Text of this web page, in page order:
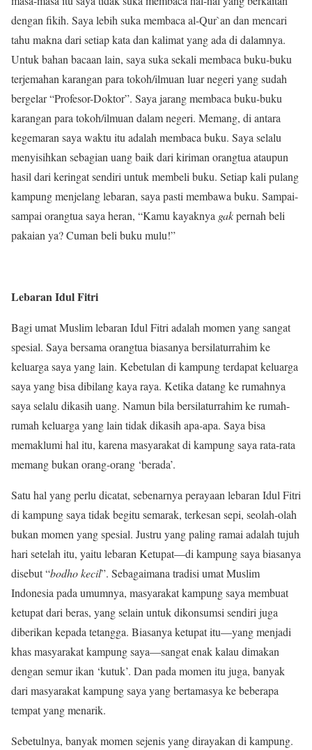
dengan fikih. Saya lebih suka membaca al-Qur`an dan mencari
tahu makna dari setiap kata dan kalimat yang ada di dalamnya.
Untuk bahan bacaan lain, saya suka sekali membaca buku-buku
terjemahan karangan para tokoh/ilmuan luar negeri yang sudah
bergelar “Profesor-Doktor”. Saya jarang membaca buku-buku
karangan para tokoh/ilmuan dalam negeri. Memang, di antara
kegemaran saya waktu itu adalah membaca buku. Saya selalu
menyisihkan sebagian uang baik dari kiriman orangtua ataupun
hasil dari keringat sendiri untuk membeli buku. Setiap kali pulang
kampung menjelang lebaran, saya pasti membawa buku. Sampai-
sampai orangtua saya heran, “Kamu kayaknya gakpernah beli
pakaian ya? Cuman beli buku mulu!”
Lebaran Idul Fitri
Bagi umat Muslim lebaran Idul Fitri adalah momen yang sangat
spesial. Saya bersama orangtua biasanya bersilaturrahim ke
keluarga saya yang lain. Kebetulan di kampung terdapat keluarga
saya yang bisa dibilang kaya raya. Ketika datang ke rumahnya
saya selalu dikasih uang. Namun bila bersilaturrahim ke rumah-
rumah keluarga yang lain tidak dikasih apa-apa. Saya bisa
memaklumi hal itu, karena masyarakat di kampung saya rata-rata
memang bukan orang-orang ‘berada’.
Satu hal yang perlu dicatat, sebenarnya perayaan lebaran Idul Fitri
di kampung saya tidak begitu semarak, terkesan sepi, seolah-olah
bukan momen yang spesial. Justru yang paling ramai adalah tujuh
hari setelah itu, yaitu lebaran Ketupat—di kampung saya biasanya
disebut “bodho kecil”. Sebagaimana tradisi umat Muslim
Indonesia pada umumnya, masyarakat kampung saya membuat
ketupat dari beras, yang selain untuk dikonsumsi sendiri juga
diberikan kepada tetangga. Biasanya ketupat itu—yang menjadi
khas masyarakat kampung saya—sangat enak kalau dimakan
dengan semur ikan ‘kutuk’. Dan pada momen itu juga, banyak
dari masyarakat kampung saya yang bertamasya ke beberapa
tempat yang menarik.
Sebetulnya, banyak momen sejenis yang dirayakan di kampung.